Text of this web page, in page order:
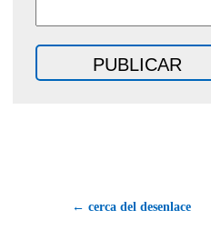
← cerca del desenlace